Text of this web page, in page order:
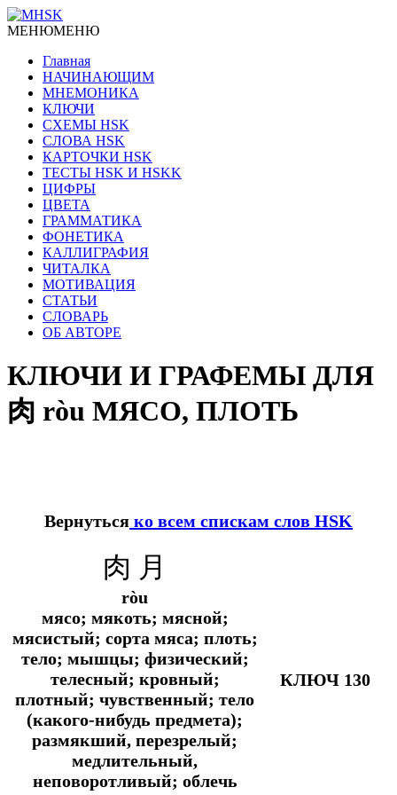
МЕНЮМЕНЮ
Главная
НАЧИНАЮЩИМ
МНЕМОНИКА
КЛЮЧИ
СХЕМЫ HSK
СЛОВА HSK
КАРТОЧКИ HSK
ТЕСТЫ HSK И HSKK
ЦИФРЫ
ЦВЕТА
ГРАММАТИКА
ФОНЕТИКА
КАЛЛИГРАФИЯ
ЧИТАЛКА
МОТИВАЦИЯ
СТАТЬИ
СЛОВАРЬ
ОБ АВТОРЕ
КЛЮЧИ И ГРАФЕМЫ ДЛЯ
肉 ròu МЯСО, ПЛОТЬ
Вернуться ко всем спискам слов HSK
肉 月
ròu
мясо; мякоть; мясной;
мясистый; сорта мяса; плоть;
тело; мышцы; физический;
телесный; кровный;
плотный; чувственный; тело
(какого-нибудь предмета);
размякший, перезрелый;
медлительный,
неповоротливый; облечь
КЛЮЧ 130